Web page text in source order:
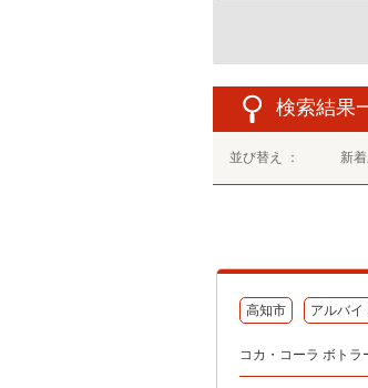
検索結果
並び替え ： 新
高知市 アルバイ
コカ・コーラ ボトラ